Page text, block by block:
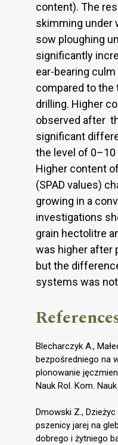
content). The
skimming under
sow ploughing
significantly
ear-bearing
compared to
drilling. Higher
observed after
significant
the level of
Higher content
(SPAD values)
growing in a
investigations
grain hectolitre
was higher after
but the
systems was
Blecharczyk A.,
bezpośredniego na
plonowanie
Nauk Rol. Kom.
Dmowski Z.,
pszenicy jarej na
dobrego i żytniego